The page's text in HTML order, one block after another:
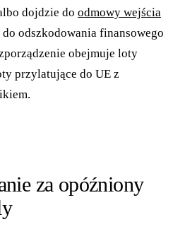
dojdzie do odmowy wejścia
do odszkodowania finansowego
obejmuje loty
przylatujące do UE z
za opóźniony